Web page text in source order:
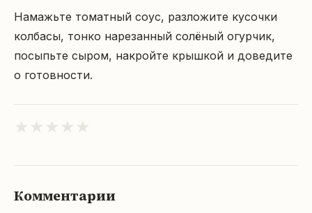
Намажьте томатный соус, разложите кусочки
колбасы, тонко нарезанный солёный огурчик,
посыпьте сыром, накройте крышкой и доведите
о готовности.
★ ★ ★ ★ ★
Комментарии